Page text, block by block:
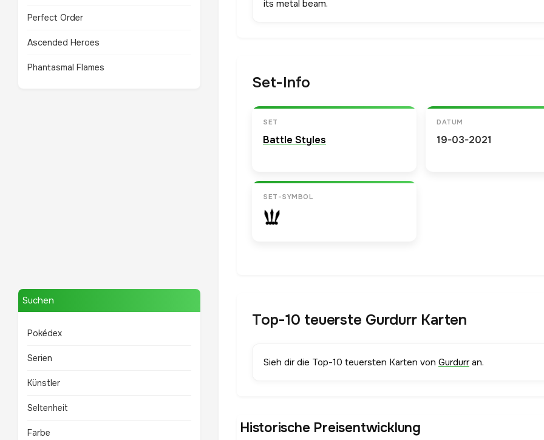
Perfect Order
Ascended Heroes
Phantasmal Flames
TOP 10 POKÉMON
Suchen
Pokédex
Serien
Künstler
Seltenheit
Farbe
its metal beam.
Set-Info
SET
Battle Styles
DATUM
19-03-2021
SET-SYMBOL
Top-10 teuerste Gurdurr Karten
Sieh dir die Top-10 teuersten Karten von Gurdurran.
Historische Preisentwicklung